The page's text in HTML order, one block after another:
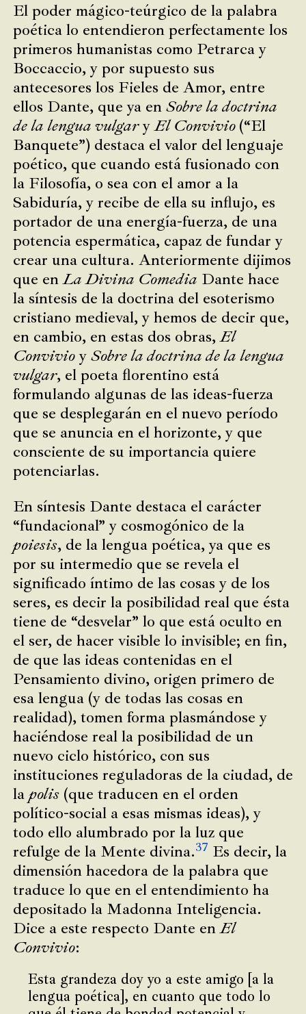
El poder mágico-teúrgico de la palabra
poética lo entendieron perfectamente los
primeros humanistas como Petrarca y
Boccaccio, y por supuesto sus
antecesores los Fieles de Amor, entre
ellos Dante, que ya en Sobre la doctrina
de la lengua vulgaryEl Convivio (“El
Banquete”) destaca el valor del lenguaje
poético, que cuando está fusionado con
la Filosofía, o sea con el amor a la
Sabiduría, y recibe de ella su influjo, es
portador de una energía-fuerza, de una
potencia espermática, capaz de fundar y
crear una cultura. Anteriormente dijimos
que enLa Divina Comedia Dante hace
la síntesis de la doctrina del esoterismo
cristiano medieval, y hemos de decir que,
en cambio, en estas dos obras,El
Convivioy Sobre la doctrina de la lengua
vulgar, el poeta florentino está
formulando algunas de las ideas-fuerza
que se desplegarán en el nuevo período
que se anuncia en el horizonte, y que
consciente de su importancia quiere
potenciarlas.
En síntesis Dante destaca el carácter
“fundacional” y cosmogónico de la
poiesis, de la lengua poética, ya que es
por su intermedio que se revela el
significado íntimo de las cosas y de los
seres, es decir la posibilidad real que ésta
tiene de “desvelar” lo que está oculto en
el ser, de hacer visible lo invisible; en fin,
de que las ideas contenidas en el
Pensamiento divino, origen primero de
esa lengua (y de todas las cosas en
realidad), tomen forma plasmándose y
haciéndose real la posibilidad de un
nuevo ciclo histórico, con sus
instituciones reguladoras de la ciudad, de
la polis(que traducen en el orden
político-social a esas mismas ideas), y
todo ello alumbrado por la luz que
refulge de la Mente divina.37 Es decir, la
dimensión hacedora de la palabra que
traduce lo que en el entendimiento ha
depositado la Madonna Inteligencia.
Dice a este respecto Dante enEl
Convivio:
Esta grandeza doy yo a este amigo [a la
lengua poética], en cuanto que todo lo